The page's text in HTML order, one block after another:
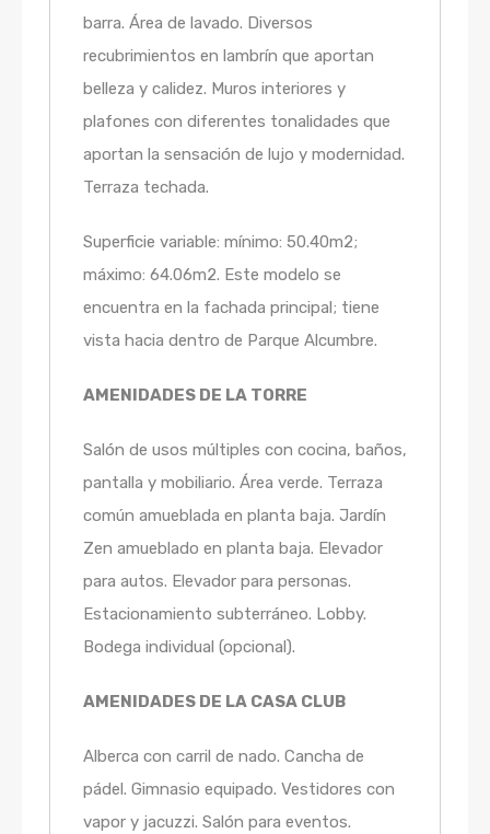
barra. Área de lavado. Diversos
recubrimientos en lambrín que aportan
belleza y calidez. Muros interiores y
plafones con diferentes tonalidades que
aportan la sensación de lujo y modernidad.
Terraza techada.
Superficie variable: mínimo: 50.40m2;
máximo: 64.06m2. Este modelo se
encuentra en la fachada principal; tiene
vista hacia dentro de Parque Alcumbre.
AMENIDADES DE LA TORRE
Salón de usos múltiples con cocina, baños,
pantalla y mobiliario. Área verde. Terraza
común amueblada en planta baja. Jardín
Zen amueblado en planta baja. Elevador
para autos. Elevador para personas.
Estacionamiento subterráneo. Lobby.
Bodega individual (opcional).
AMENIDADES DE LA CASA CLUB
Alberca con carril de nado. Cancha de
pádel. Gimnasio equipado. Vestidores con
vapor y jacuzzi. Salón para eventos.